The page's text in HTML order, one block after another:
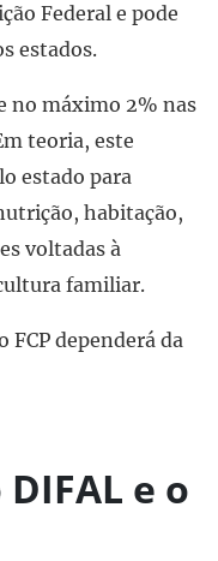
Federal e pode
estados.
no máximo 2% nas
teoria, este
estado para
habitação,
voltadas à
familiar.
dependerá da
e o